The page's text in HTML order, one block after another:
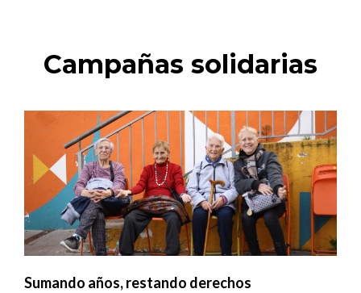
Campañas solidarias
Sumando años, restando derechos